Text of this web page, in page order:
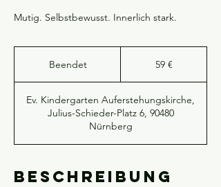
Mutig. Selbstbewusst. Innerlich stark.
BeendetB
n
d
e
t
59 €
Ev. Kindergarten Auferstehungskirche,
Julius-Schieder-Platz 6, 90480
Nürnberg
Beschreibung